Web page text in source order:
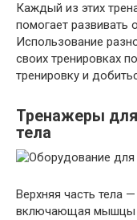
Каждый из этих
помогает
Использование
своих тренировках
тренировку и
Тренажеры для
тела
Верхняя часть тела
включающая мышцы